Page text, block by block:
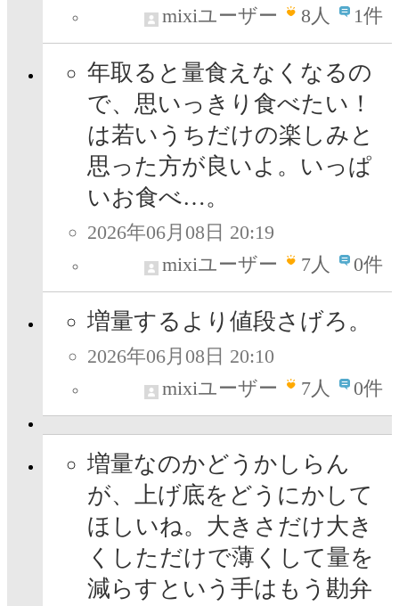
mixiユーザー
8人 1件
年取ると量食えなくなるの
で、思いっきり食べたい！
は若いうちだけの楽しみと
思った方が良いよ。いっぱ
いお食べ…。
2026年06月08日 20:19
mixiユーザー
7人 0件
増量するより値段さげろ。
2026年06月08日 20:10
mixiユーザー
7人 0件
増量なのかどうかしらん
が、上げ底をどうにかして
ほしいね。大きさだけ大き
くしただけで薄くして量を
減らすという手はもう勘弁